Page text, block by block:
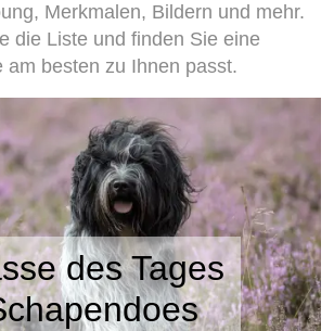
Merkmalen, Bildern und mehr.
die Liste und finden Sie eine
am besten zu Ihnen passt.
des Tages